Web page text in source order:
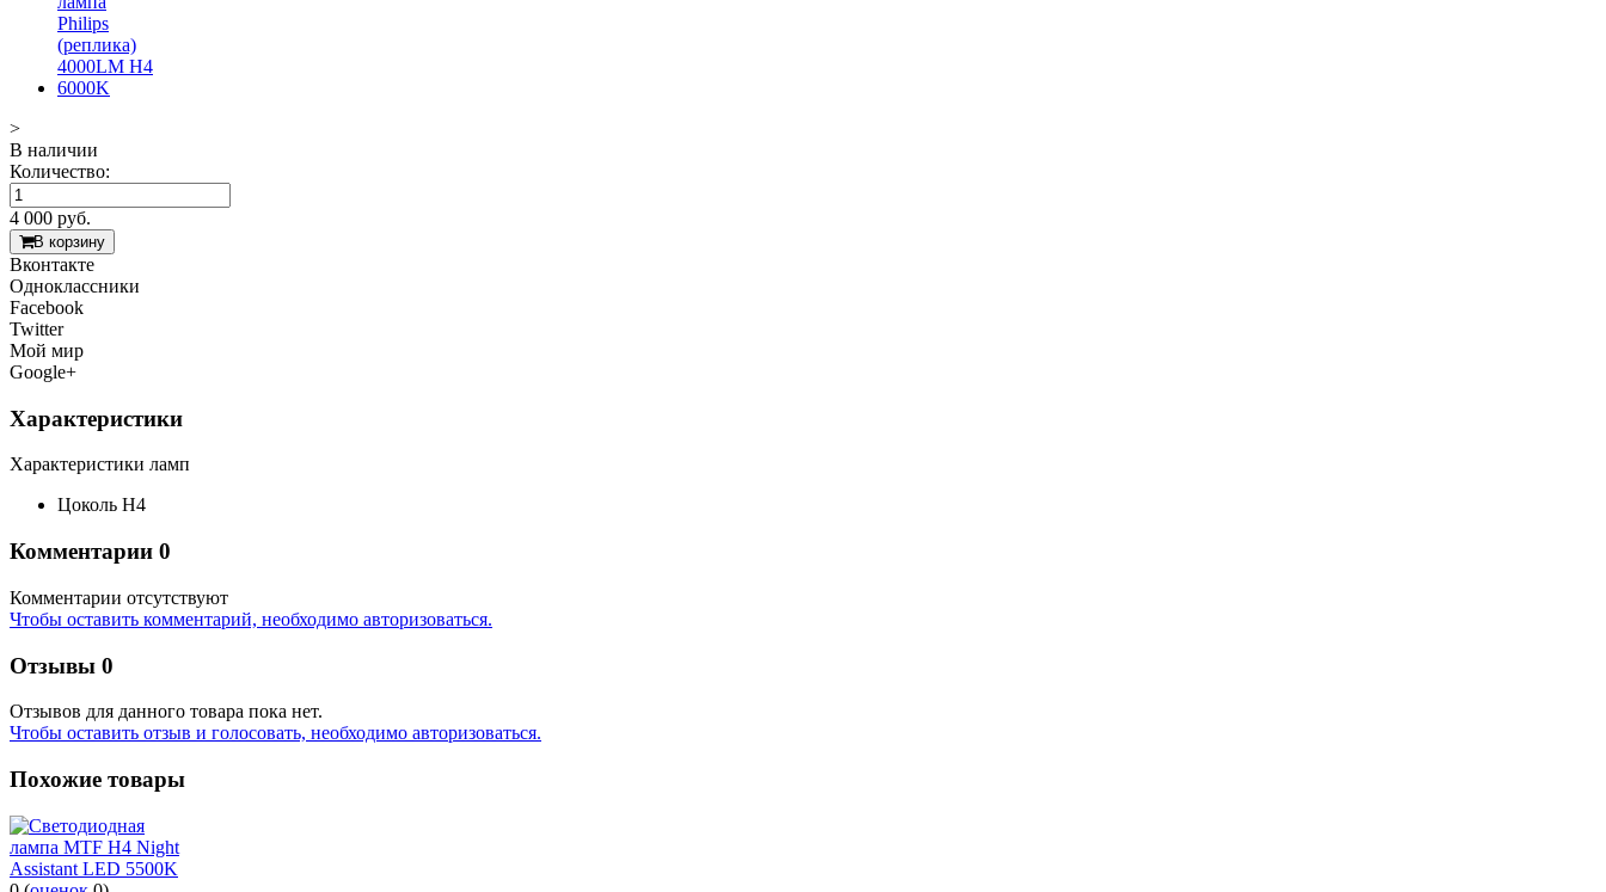
>
В наличии
Количество:
4 000 руб.
В корзину
Вконтакте
Одноклассники
Facebook
Twitter
Мой мир
Google+
Характеристики
Характеристики ламп
Цоколь H4
Комментарии 0
Комментарии отсутствуют
Чтобы оставить комментарий, необходимо авторизоваться.
Отзывы 0
Отзывов для данного товара пока нет.
Чтобы оcтавить отзыв и голосовать, необходимо авторизоваться.
Похожие товары